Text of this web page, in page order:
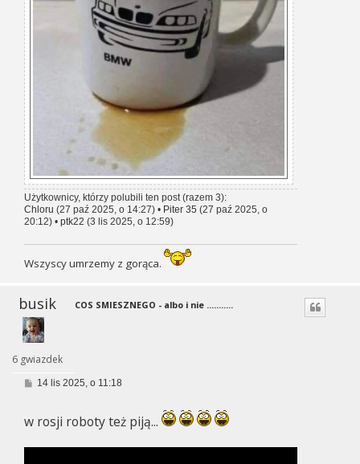
Użytkownicy, którzy polubili ten post (razem 3):
Chloru (27 paź 2025, o 14:27) • Piter 35 (27 paź 2025, o
20:12) • ptk22 (3 lis 2025, o 12:59)
Wszyscy umrzemy z gorąca.
busik
6 gwiazdek
COS SMIESZNEGO - albo i nie ...........
P14 lis 2025, o 11:18
w rosji roboty też piją...